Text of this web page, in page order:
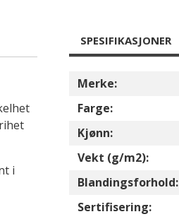
i
SPESIFIKASJONER
Merke:
Farge:
Kjønn:
Vekt (g/m2):
Blandingsforhold:
Sertifisering: